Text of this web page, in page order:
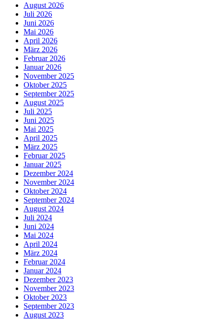
August 2026
Juli 2026
Juni 2026
Mai 2026
April 2026
März 2026
Februar 2026
Januar 2026
November 2025
Oktober 2025
September 2025
August 2025
Juli 2025
Juni 2025
Mai 2025
April 2025
März 2025
Februar 2025
Januar 2025
Dezember 2024
November 2024
Oktober 2024
September 2024
August 2024
Juli 2024
Juni 2024
Mai 2024
April 2024
März 2024
Februar 2024
Januar 2024
Dezember 2023
November 2023
Oktober 2023
September 2023
August 2023